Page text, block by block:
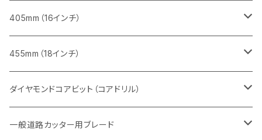
ヒューム管・U字溝切断用
FRP切断用
塩ビ管・キッチンパネル切断用
大理石
ヒューム管・U字溝切断用
鋳鉄管切断用
ヒューム管・U字溝切断用
インターロッキング切断用
鋳鉄管切断用
ヒューム管・U字溝切断用
レンガ切断用
インターロッキング切断用
鋳鉄管切断用
ヒューム管・U字溝切断用
レンガ切断用
インターロッキング切断用
一般道路カッター用
ヒューム管・U字溝切断用
アスファルト切断用
セグメント
セグメント（特殊凹凸加工チップ
鉄筋コンクリート切断用
セグメントタイプ
コンクリート切断用
セグメント
セグメント（特殊凸凹加工チップ
ブロック切断用
セグメント
レンガ切断用
みかげ石（御影石）切断用
セグメント
セグメント（特殊凸凹加工チップ
鉄筋コンクリート切断用
セグメントタイプ
コンクリート切断用
セグメント
ブロック切断用
405mm（16インチ）
みかげ石（御影石）切断用
セグメントタイプ
コンクリート切断用
セグメントタイプ
鉄筋コンクリート切断用
455mm（18インチ）
道路コンクリート切断用
道路アスファルト切断用
ダイヤモンドコアビット（コアドリル）
Aロット
一般道路カッター用ブレード